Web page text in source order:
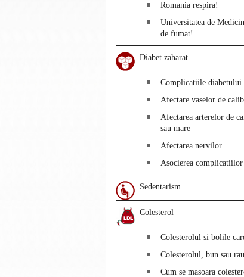
Romania respira!
Universitatea de
de fumat!
Diabet zaharat
Complicatiile diabetului
Afectare vaselor de
Afectarea arterelor de
sau mare
Afectarea nervilor
Asocierea complicatiilor
Sedentarism
Colesterol
Colesterolul si bolile
Colesterolul, bun sau
Cum se masoara